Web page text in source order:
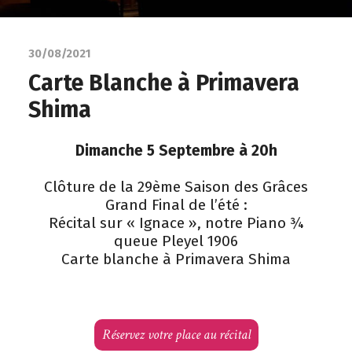
30/08/2021
Carte Blanche à Primavera
Shima
Dimanche 5 Septembre à 20h
Clôture de la 29ème Saison des Grâces
Grand Final de l’été :
Récital sur « Ignace », notre Piano ¾
queue Pleyel 1906
Carte blanche à Primavera Shima
Réservez votre place au récital